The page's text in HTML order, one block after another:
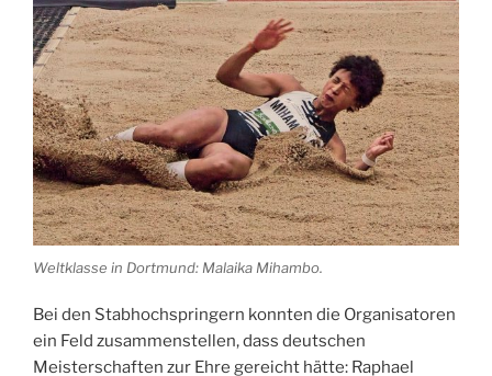
Weltklasse in Dortmund: Malaika Mihambo.
Bei den Stabhochspringern konnten die Organisatoren
ein Feld zusammenstellen, dass deutschen
Meisterschaften zur Ehre gereicht hätte: Raphael